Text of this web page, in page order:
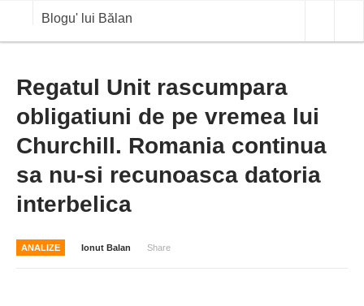
Blogu' lui Bălan
ANALIZE
BLOG IN DIALOG
STIRI
CURS VALUTAR IN TIMP REAL
COMMODITIES
Regatul Unit rascumpara
obligatiuni de pe vremea lui
Churchill. Romania continua
sa nu-si recunoasca datoria
interbelica
ANALIZE Ionut Balan Share